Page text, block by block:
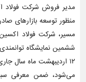
مدیر فروش شرکت فولاد
منظور توسعه بازارهای
مسیر، شرکت فولاد
۱۲ اردیبهشت ماه سال
می‌شود، ضمن معرفی سبد